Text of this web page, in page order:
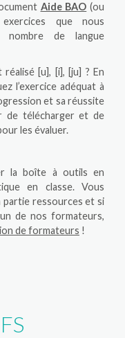
Aide BAO (ou
que nous
nombre de langue
[u], [i], [ju] ? En
l’exercice adéquat à
et sa réussite
de télécharger et de
les évaluer.
la boîte à outils en
en classe. Vous
partie ressources et si
de nos formateurs,
de formateurs !